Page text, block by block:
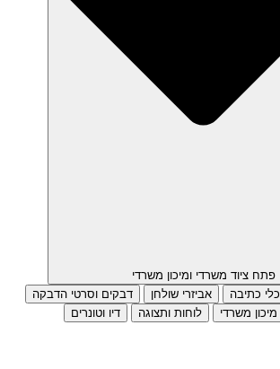
פתח ציוד משרדי ומיכון משרדי
כלי כתיבה אביזרי שולחן
דבקים וסרטי הדבקה
מיכון משרדי לוחות ותצוגה דיו וטונרים